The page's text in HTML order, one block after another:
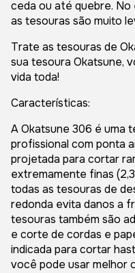
ceda ou até quebre.
as tesouras são muito
Trate as tesouras de
sua tesoura Okatsune,
vida toda!
Características:
A Okatsune 306 é uma
profissional com ponta
projetada para cortar
extremamente finas
todas as tesouras de
redonda evita danos a
tesouras também são
e corte de cordas e
indicada para cortar
você pode usar melhor